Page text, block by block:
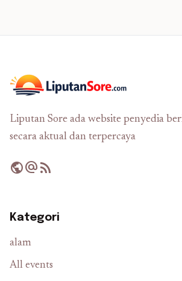
Liputan Sore ada website penyedia
secara aktual dan terpercaya
publicalternate_emailrss_feed
Kategori
alam
All events